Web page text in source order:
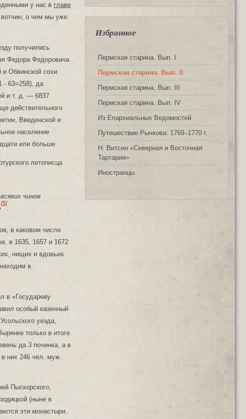
у нас в главе
вотчин, о чем мы уже
получились
Федора Федоровича
и Обвинской сохи
- 63=258), да
и т. д. — 6837
действительного
Введенской и
население
или больше.
летописца
чинов
[5]
в каковом числе
в 1635, 1657 и 1672
нищих и вдовьих
в
в «Государеву
особый казенный
уезда,
только в итоге
да 3 починка, а в
в них 246 чел. муж.
Пыскорского,
(ныне в
эти монастыри.
Избранное
Пермская старина. Вып. I
Пермская старина. Вып. II
Пермская старина. Вып. III
Пермская старина. Вып. IV
Из Епархиальных Ведомостей
Путешествие Рычкова: 1769‒1770 г.
Н. Витсен «Северная и Восточная
Тартария»
Иностранцы